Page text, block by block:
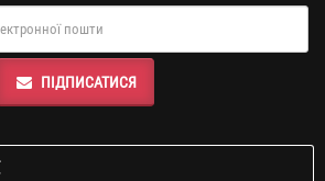
ПІДПИСАТИСЯ